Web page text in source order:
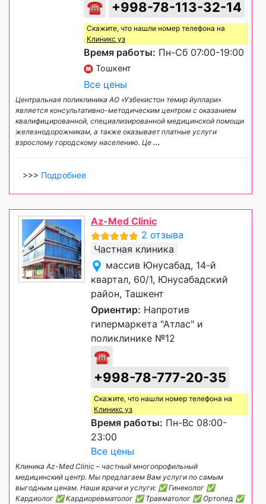
☎ +998-78-113-32-14
Скажите, что нашли номер телефона на
Клиникс уз
Время работы: Пн-Сб 07:00-19:00
Тошкент
Все цены
Центральная поликлиника АО «Узбекистон темир йуллари»
является консультативно-методическим центром с оказанием
квалифицированной, специализированной медицинской помощи
железнодорожникам, а также оказывает платные услуги
взрослому городскому населению. Це ...
>>> Подробнее
Az-Med Clinic
2 отзыва
Частная клиника
массив Юнусабад, 14-й
квартал, 60/1, Юнусабадский
район, Ташкент
Ориентир: Напротив
гипермаркета "Атлас" и
поликлинике №12
☎
+998-78-777-20-35
Скажите, что нашли номер телефона на
Клиникс уз
Время работы: Пн-Вс 08:00-
23:00
Все цены
Клиника Az-Med Clinic – частный многопрофильный
медицинский центр. Мы предлагаем Вам услуги по самым
выгодным ценам. Наши врачи и услуги: ✅ Гинеколог ✅
Кардиолог ✅ Кардиоревматолог ✅ Травматолог ✅ Ортопед ✅